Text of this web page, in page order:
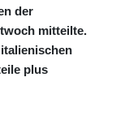
der
mitteilte.
plus